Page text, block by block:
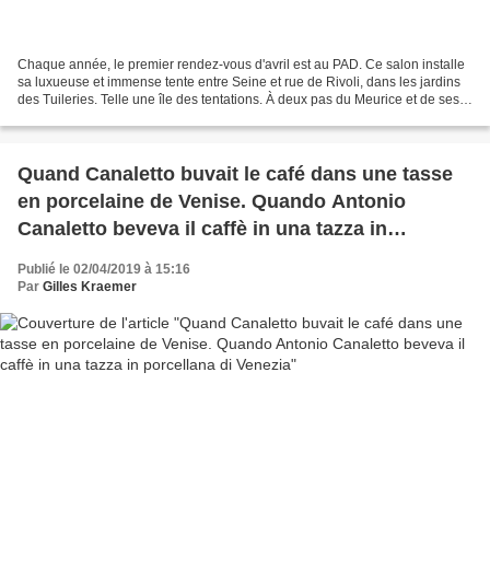
Chaque année, le premier rendez-vous d'avril est au PAD. Ce salon installe
sa luxueuse et immense tente entre Seine et rue de Rivoli, dans les jardins
des Tuileries. Telle une île des tentations. À deux pas du Meurice et de ses
Quand Canaletto buvait le café dans une tasse
en porcelaine de Venise. Quando Antonio
Canaletto beveva il caffè in una tazza in
Publié le 02/04/2019 à 15:16
Par Gilles Kraemer